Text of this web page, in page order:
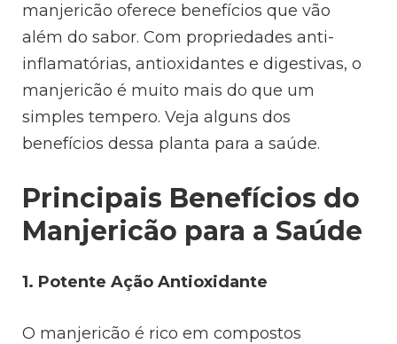
manjericão oferece benefícios que vão
além do sabor. Com propriedades anti-
inflamatórias, antioxidantes e digestivas, o
manjericão é muito mais do que um
simples tempero. Veja alguns dos
benefícios dessa planta para a saúde.
Principais Benefícios do
Manjericão para a Saúde
1. Potente Ação Antioxidante
O manjericão é rico em compostos